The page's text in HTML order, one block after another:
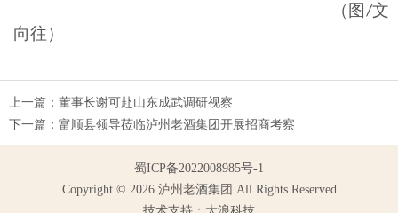
（图 /文
向往）
上一篇： 董事长谢可赴山东成武调研视察
下一篇： 富顺县领导莅临泸州老酒集团开展招商考察
蜀ICP备2022008985号-1
Copyright © 2026 泸州老酒集团 All Rights Reserved